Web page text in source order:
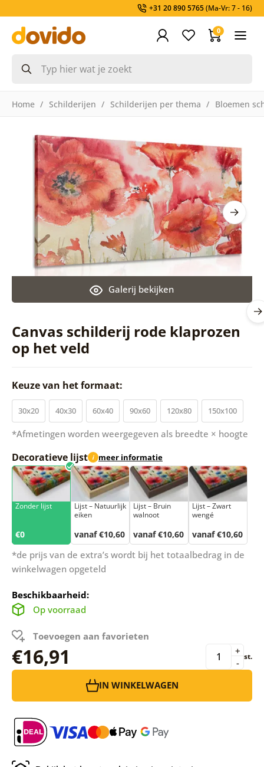
+31 20 890 5765(Ma-Vr: 7 - 16)
0
Home Schilderijen Schilderijen per thema Bloemen
Canvas schilderij rode klaprozen
op het veld
Galerij bekijken
Keuze van het formaat:
30x20 40x30 60x40 90x60 120x80 150x100
*Afmetingen worden weergegeven als breedte × hoogte
Decoratieve lijst i meer informatie
Zonder lijst
€0
Lijst – Natuurlijk
eiken
vanaf €10,60
Lijst – Bruin
walnoot
vanaf €10,60
Lijst – Zwart
wengé
vanaf €10,60
*de prijs van de extra’s wordt bij het totaalbedrag in de
winkelwagen opgeteld
Beschikbaarheid:
Op voorraad
Toevoegen aan favorieten
€16,91 -
+ st.
IN WINKELWAGEN